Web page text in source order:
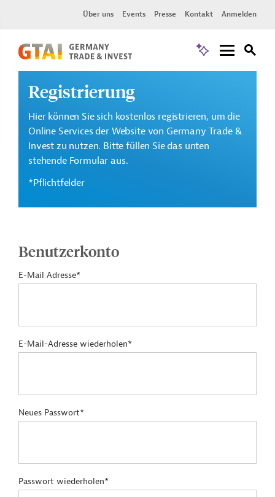
Über uns Events Presse Kontakt Anmelden
Registrierung
Hier können Sie sich kostenlos registrieren, um die
Online Services der Website von Germany Trade &
Invest zu nutzen. Bitte füllen Sie das unten
stehende Formular aus.
*Pflichtfelder
Benutzerkonto
E-Mail Adresse*
E-Mail-Adresse wiederholen*
Neues Passwort*
Passwort wiederholen*